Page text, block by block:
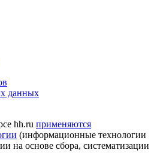
данных
hh.ru применяются
(информационные технологии
на основе сбора, систематизации